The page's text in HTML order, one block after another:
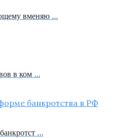
вменяю …
в ком …
…